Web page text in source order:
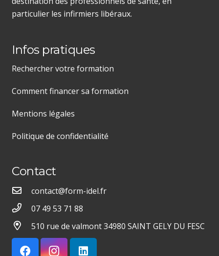
particulier les infirmiers libéraux.
Infos pratiques
Rechercher votre formation
Comment financer sa formation
Mentions légales
Politique de confidentialité
Contact
contact@form-idel.fr
07 49 53 71 88
510 rue de valmont 34980 SAINT GELY DU FESC